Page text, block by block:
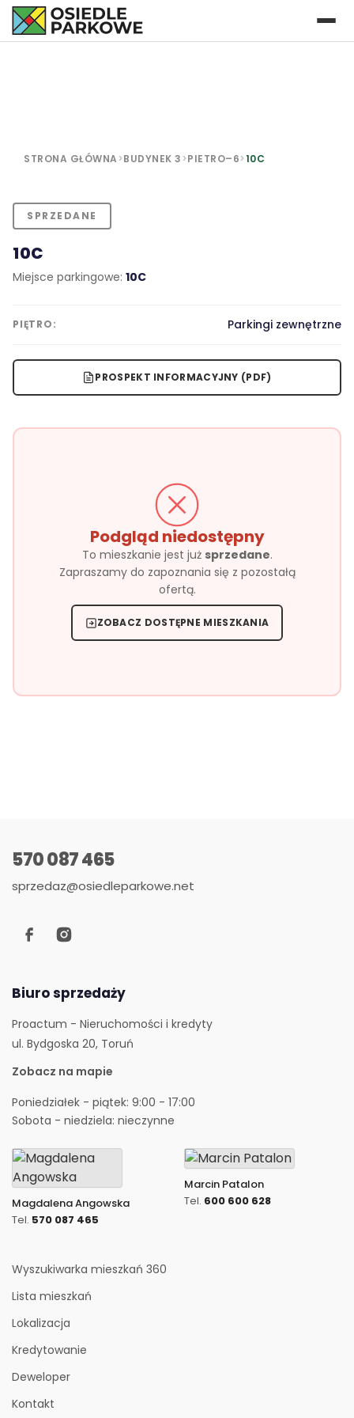
STRONA GŁÓWNA>BUDYNEK 3>PIETRO–6>10C
SPRZEDANE
10C
Miejsce parkingowe: 10C
PIĘTRO: Parkingi zewnętrzne
PROSPEKT INFORMACYJNY (PDF)
Podgląd niedostępny
To mieszkanie jest już sprzedane.
Zapraszamy do zapoznania się z pozostałą
ofertą.
ZOBACZ DOSTĘPNE MIESZKANIA
570 087 465
sprzedaz@osiedleparkowe.net
Biuro sprzedaży
Proactum - Nieruchomości i kredyty
ul. Bydgoska 20, Toruń
Zobacz na mapie
Poniedziałek - piątek: 9:00 - 17:00
Sobota - niedziela: nieczynne
Magdalena Angowska
Tel. 570 087 465
Marcin Patalon
Tel. 600 600 628
Wyszukiwarka mieszkań 360
Lista mieszkań
Lokalizacja
Kredytowanie
Deweloper
Kontakt